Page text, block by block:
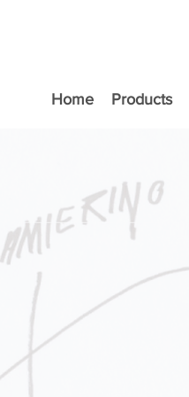
Home Products
delle molteplici
quando esso è
fruizione della
luminoso,